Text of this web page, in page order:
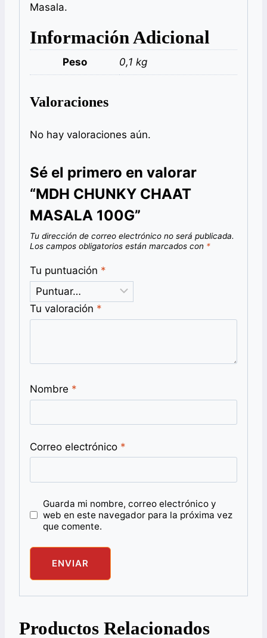
Masala.
Información Adicional
Peso 0,1 kg
Valoraciones
No hay valoraciones aún.
Sé el primero en valorar
“MDH CHUNKY CHAAT
MASALA 100G”
Tu dirección de correo electrónico no será publicada.
Los campos obligatorios están marcados con *
Tu puntuación *
Tu valoración *
Nombre *
Correo electrónico *
Guarda mi nombre, correo electrónico y
web en este navegador para la próxima vez
que comente.
Productos Relacionados